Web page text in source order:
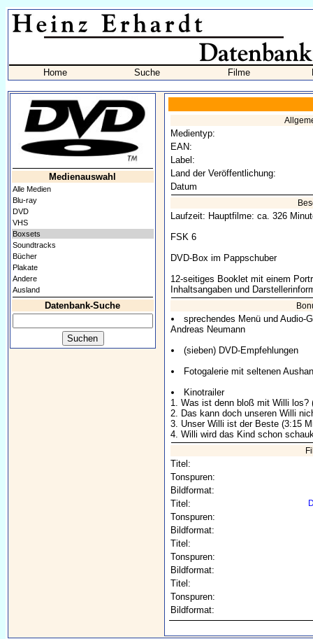
Home Suche Filme
Medienauswahl
Alle Medien
Blu-ray
DVD
VHS
Boxsets
Soundtracks
Bücher
Plakate
Andere
Ausland
Datenbank-Suche
Medientyp:
EAN:
Label:
Land der Veröffentlichung:
Datum
Laufzeit: Hauptfilme: ca. 326
FSK 6
DVD-Box im Pappschuber
12-seitiges Booklet mit einem
Inhaltsangaben und
sprechendes Menü und Audio-
Andreas Neumann
(sieben) DVD-Empfehlungen
Fotogalerie mit seltenen
Kinotrailer
1. Was ist denn bloß mit Willi los?
2. Das kann doch unseren Willi
3. Unser Willi ist der Beste (3:15
4. Willi wird das Kind schon
Titel:
Tonspuren:
Bildformat:
Titel:
Tonspuren:
Bildformat:
Titel:
Tonspuren:
Bildformat:
Titel:
Tonspuren:
Bildformat: